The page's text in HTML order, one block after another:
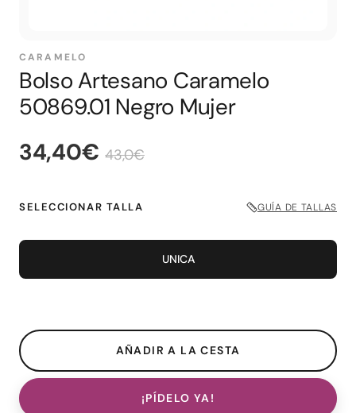
CARAMELO
Bolso Artesano Caramelo
50869.01 Negro Mujer
34,40€ 43,0€
SELECCIONAR TALLA GUÍA DE TALLAS
UNICA
¡PÍDELO YA!